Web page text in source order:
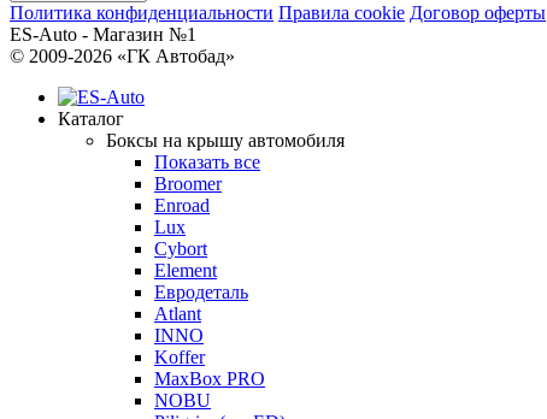
Политика конфиденциальности Правила cookie Договор оферты
ES-Auto - Магазин №1
© 2009-2026 «ГК Автобад»
Каталог
Боксы на крышу автомобиля
Показать все
Broomer
Enroad
Lux
Cybort
Element
Евродеталь
Atlant
INNO
Koffer
MaxBox PRO
NOBU